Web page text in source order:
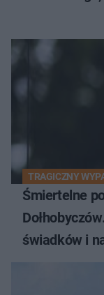
TRAGICZNY
Śmiertelne
świadków i